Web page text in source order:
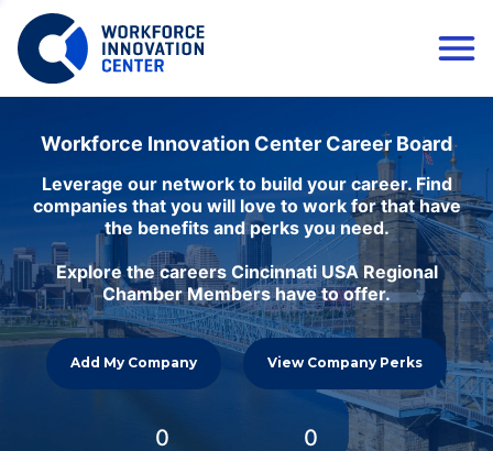
Workforce Innovation Center Career Board
Leverage our network to build your career. Find
companies that you will love to work for that have
the benefits and perks you need.
Explore the careers Cincinnati USA Regional
Chamber Members have to offer.
Add My Company View Company Perks
0 0